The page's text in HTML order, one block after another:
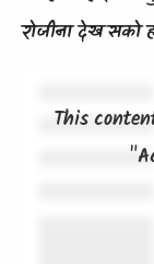
रोजीना देख सको
This